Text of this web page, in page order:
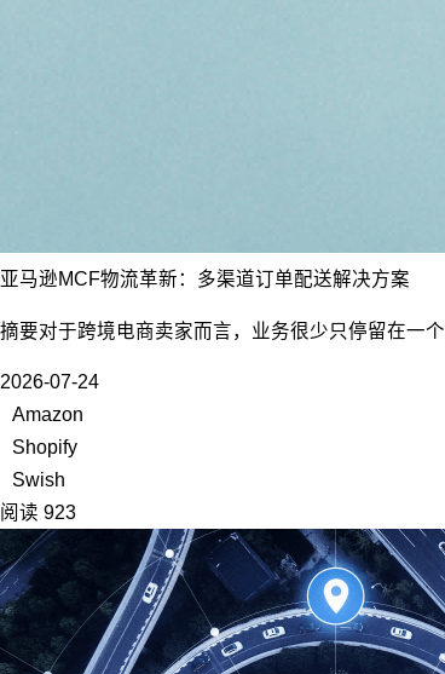
亚马逊MCF物流革新：多渠道订单配送解决方案
摘要对于跨境电商卖家而言，业务很少只停留在一
2026-07-24
Amazon
Shopify
Swish
阅读 923